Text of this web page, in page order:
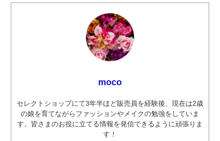
moco
セレクトショップにて3年半ほど販売員を経験後、現在は2歳
の娘を育てながらファッションやメイクの勉強をしていま
す。皆さまのお役に立てる情報を発信できるように頑張りま
す！